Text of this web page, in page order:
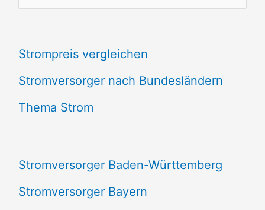
u
h
e
n
h
Strompreis vergleichen
Stromversorger nach Bundesländern
Thema Strom
Stromversorger Baden-Württemberg
Stromversorger Bayern